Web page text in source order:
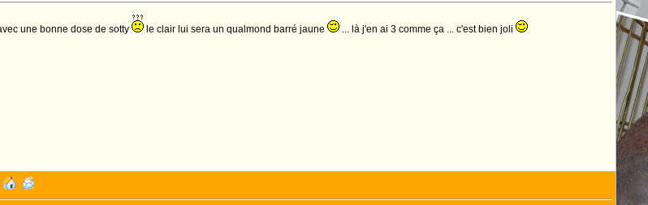
une bonne dose de sotty le clair lui sera un qualmond barré jaune ... là j'en ai 3 comme ça ... c'est bien joli